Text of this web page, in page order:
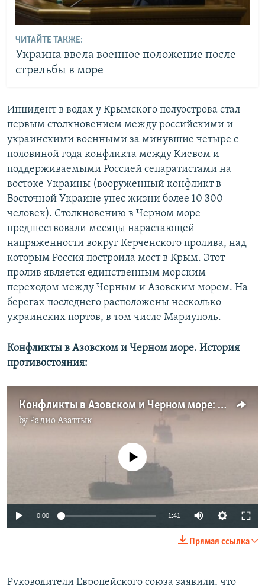
ЧИТАЙТЕ ТАКЖЕ:
Украина ввела военное положение после
стрельбы в море
Инцидент в водах у Крымского полуострова стал
первым столкновением между российскими и
украинскими военными за минувшие четыре с
половиной года конфликта между Киевом и
поддерживаемыми Россией сепаратистами на
востоке Украины (вооруженный конфликт в
Восточной Украине унес жизни более 10 300
человек). Столкновению в Черном море
предшествовали месяцы нарастающей
напряженности вокруг Керченского пролива, над
которым Россия построила мост в Крым. Этот
пролив является единственным морским
переходом между Черным и Азовским морем. На
берегах последнего расположены несколько
украинских портов, в том числе Мариуполь.
Конфликты в Азовском и Черном море. История
противостояния:
Конфликты в Азовском и Черном море: история противостояния
byРадио Азаттык
No media source currently available
0:00 1:41
Прямая ссылка
Руководители Европейского союза заявили, что